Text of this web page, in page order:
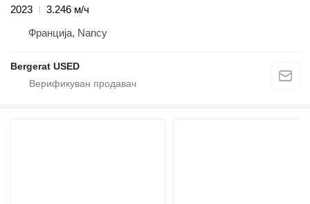
2023
3.246 м/ч
Франција, Nancy
Bergerat USED